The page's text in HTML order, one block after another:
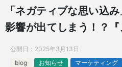
「ネガティブな思い込
影響が出てしまう！？『
公開日： 2025年3月13日
blog
お知らせ マーケティング